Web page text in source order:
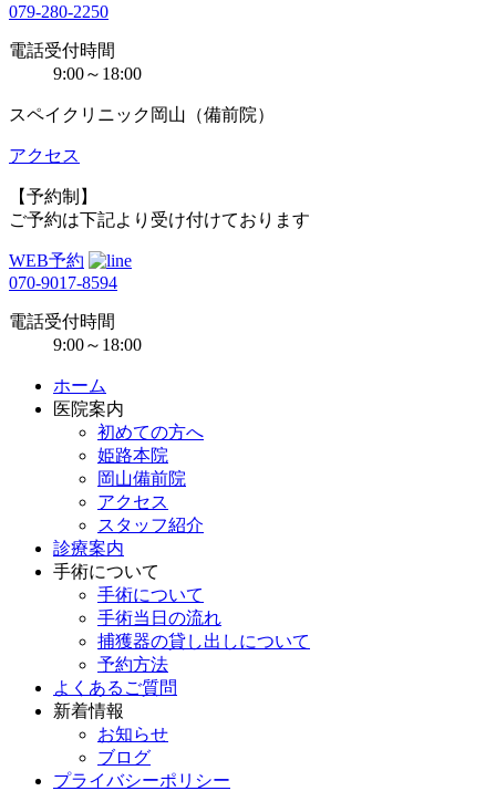
079-280-2250
電話受付時間
9:00～18:00
スペイクリニック岡山（備前院）
アクセス
【予約制】
ご予約は下記より受け付けております
WEB予約
070-9017-8594
電話受付時間
9:00～18:00
ホーム
医院案内
初めての方へ
姫路本院
岡山備前院
アクセス
スタッフ紹介
診療案内
手術について
手術について
手術当日の流れ
捕獲器の貸し出しについて
予約方法
よくあるご質問
新着情報
お知らせ
ブログ
プライバシーポリシー